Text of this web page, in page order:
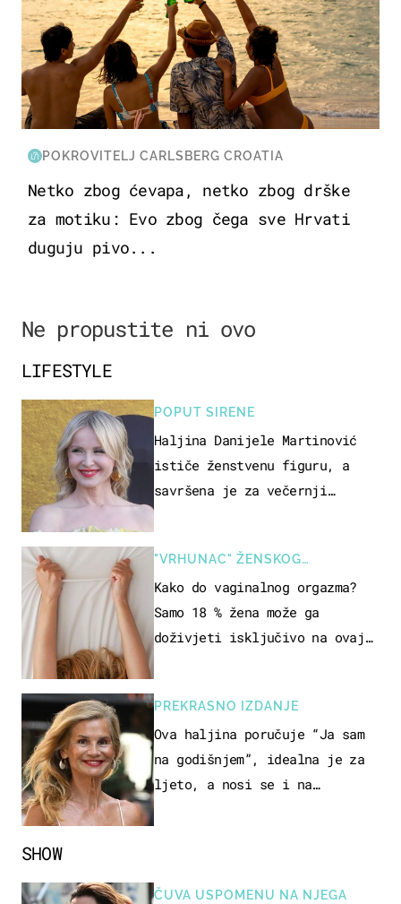
POKROVITELJ CARLSBERG CROATIA
Netko zbog ćevapa, netko zbog drške
za motiku: Evo zbog čega sve Hrvati
duguju pivo...
Ne propustite ni ovo
SHOW
ČUVA USPOMENU NA NJEGA
LIFESTYLE
POPUT SIRENE
Haljina Danijele Martinović
ističe ženstvenu figuru, a
savršena je za večernji
"VRHUNAC" ŽENSKOG
SEKSUALNOG ISKUSTVA
Kako do vaginalnog orgazma?
Samo 18 % žena može ga
doživjeti isključivo na ovaj
PREKRASNO IZDANJE
Ova haljina poručuje “Ja sam
na godišnjem”, idealna je za
ljeto, a nosi se i na